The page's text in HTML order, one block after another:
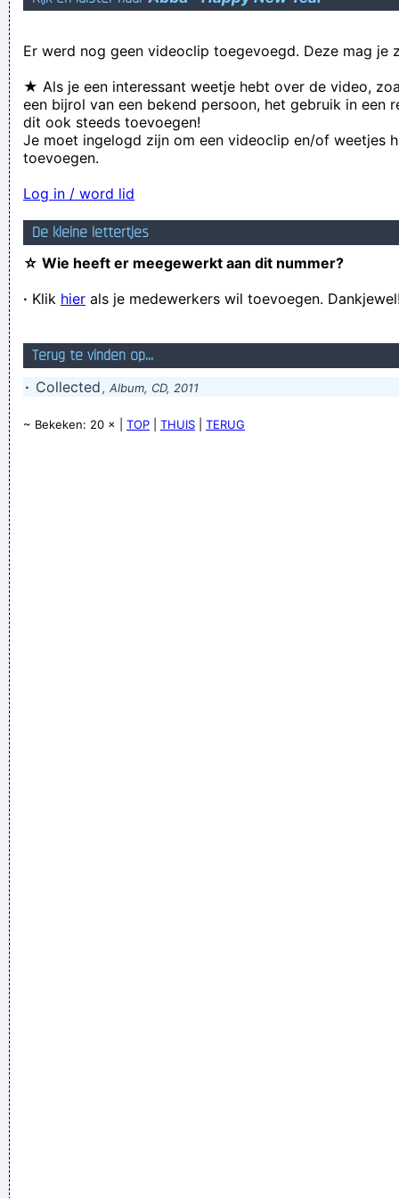
Er werd nog geen videoclip toegevoegd. Deze mag je
★ Als je een interessant weetje hebt over de video,
een bijrol van een bekend persoon, het gebruik in een
dit ook steeds toevoegen!
Je moet ingelogd zijn om een videoclip en/of weetjes
toevoegen.
Log in / word lid
De kleine lettertjes
☆ Wie heeft er meegewerkt aan dit nummer?
· Klik hier als je medewerkers wil toevoegen.
Terug te vinden op...
· Collected , Album, CD, 2011
~ Bekeken: 20 × | TOP THUIS TERUG